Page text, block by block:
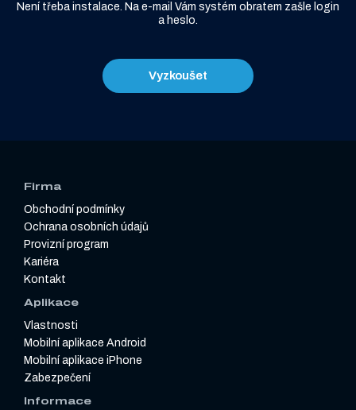
Není třeba instalace. Na e-mail Vám systém obratem zašle login
a heslo.
Vyzkoušet
Firma
Obchodní podmínky
Ochrana osobních údajů
Provizní program
Kariéra
Kontakt
Aplikace
Vlastnosti
Mobilní aplikace Android
Mobilní aplikace iPhone
Zabezpečení
Informace